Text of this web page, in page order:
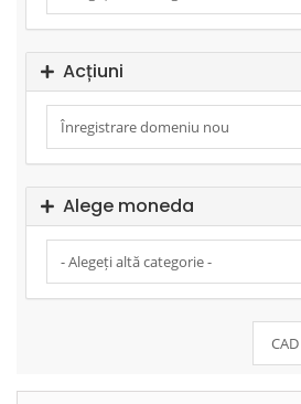
Acțiuni
Alege moneda